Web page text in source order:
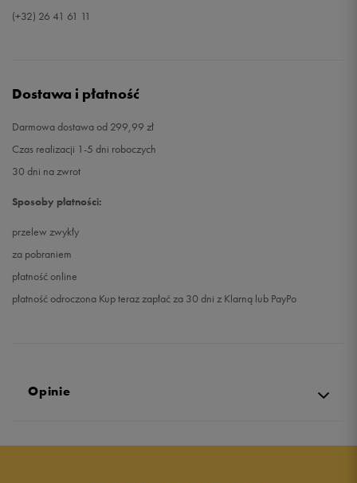
(+32) 26 41 61 11
Dostawa i płatność
Darmowa dostawa od 299,99 zł
Czas realizacji 1-5 dni roboczych
30 dni na zwrot
Sposoby płatności:
przelew zwykły
za pobraniem
płatność online
płatność odroczona Kup teraz zapłać za 30 dni z Klarną lub PayPo
Opinie
5.0